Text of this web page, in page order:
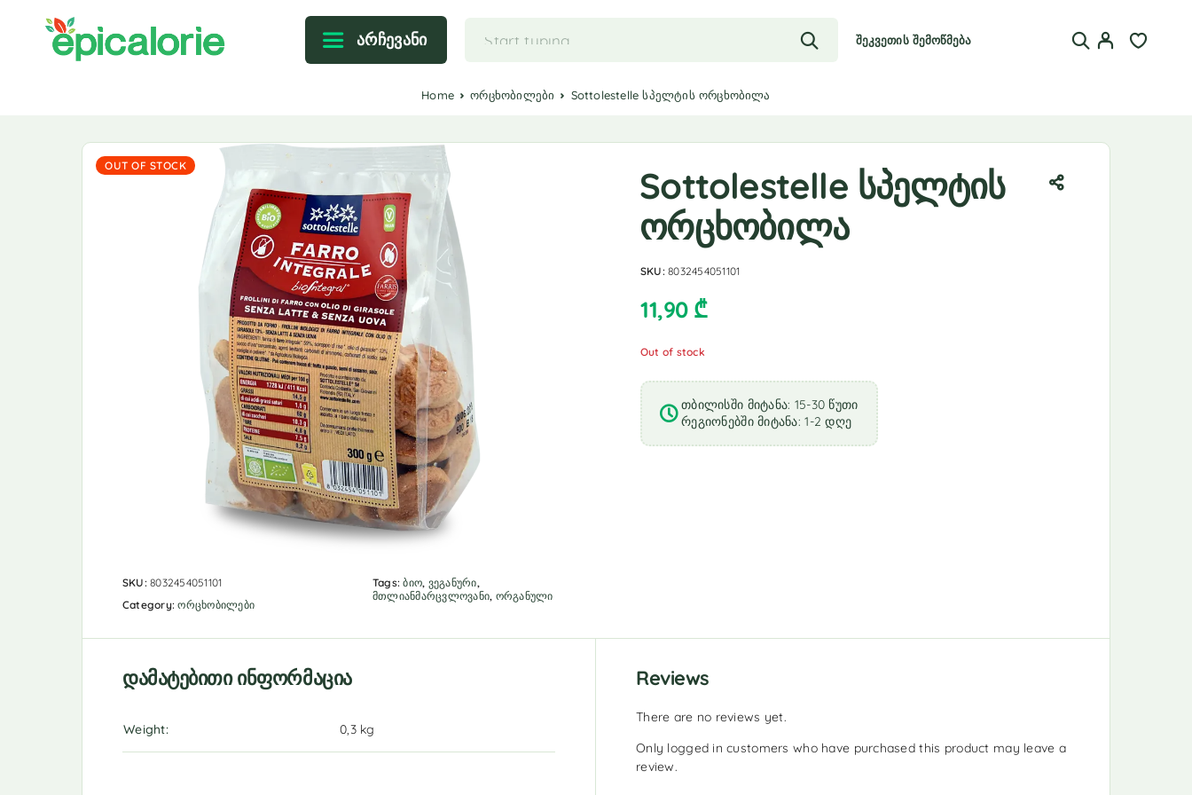
არჩევანი შეკვეთის შემოწმება
Home ორცხობილები Sottolestelle სპელტის ორცხობილა
OUT OF STOCK
SKU:8032454051101
Category:ორცხობილები
Tags:ბიო, ვეგანური,
მთლიანმარცვლოვანი, ორგანული
Sottolestelle სპელტის
ორცხობილა
SKU:8032454051101
11,90 ₾
Out of stock
თბილისში მიტანა: 15-30 წუთი
რეგიონებში მიტანა: 1-2 დღე
დამატებითი ინფორმაცია
Weight 0,3 kg
Reviews
There are no reviews yet.
Only logged in customers who have purchased this product may leave a
review.